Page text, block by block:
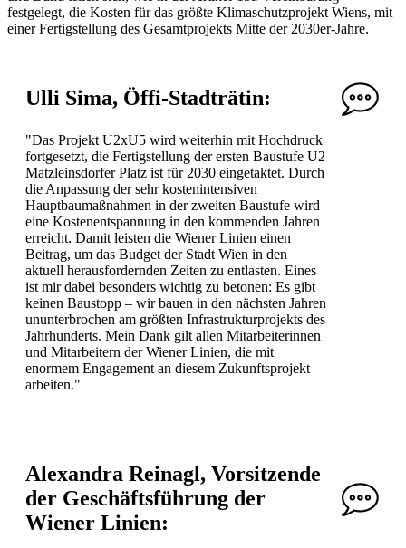
festgelegt, die Kosten für das größte Klimaschutzprojekt Wiens, mit
einer Fertigstellung des Gesamtprojekts Mitte der 2030er-Jahre.
Ulli Sima, Öffi-Stadträtin:
"Das Projekt U2xU5 wird weiterhin mit Hochdruck
fortgesetzt, die Fertigstellung der ersten Baustufe U2
Matzleinsdorfer Platz ist für 2030 eingetaktet. Durch
die Anpassung der sehr kostenintensiven
Hauptbaumaßnahmen in der zweiten Baustufe wird
eine Kostenentspannung in den kommenden Jahren
erreicht. Damit leisten die Wiener Linien einen
Beitrag, um das Budget der Stadt Wien in den
aktuell herausfordernden Zeiten zu entlasten. Eines
ist mir dabei besonders wichtig zu betonen: Es gibt
keinen Baustopp – wir bauen in den nächsten Jahren
ununterbrochen am größten Infrastrukturprojekts des
Jahrhunderts. Mein Dank gilt allen Mitarbeiterinnen
und Mitarbeitern der Wiener Linien, die mit
enormem Engagement an diesem Zukunftsprojekt
arbeiten."
Alexandra Reinagl, Vorsitzende
der Geschäftsführung der
Wiener Linien: